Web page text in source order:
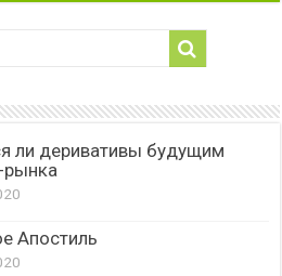
ли деривативы будущим
рынка
Апостиль